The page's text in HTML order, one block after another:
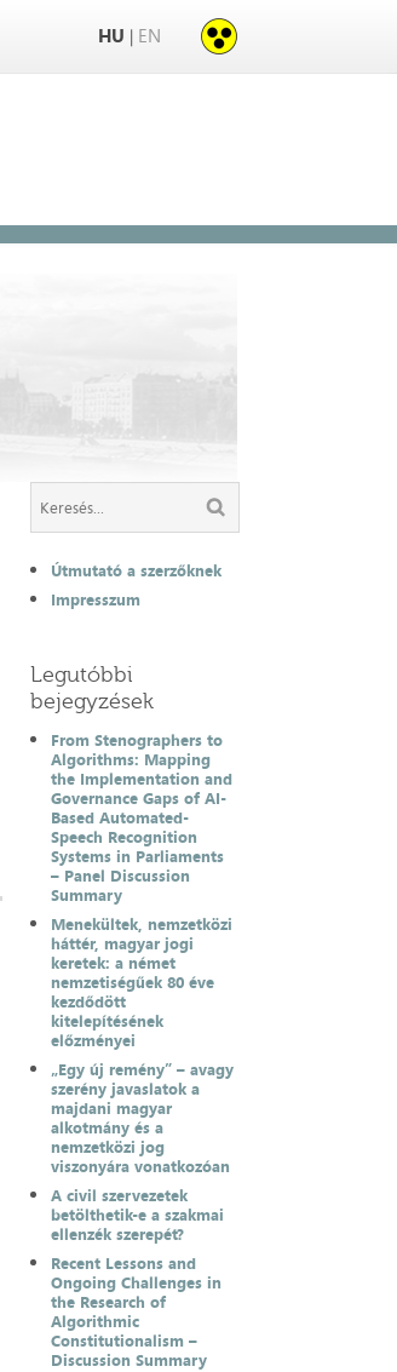
HU | EN
Útmutató a szerzőknek
Impresszum
Legutóbbi
bejegyzések
From Stenographers to
Algorithms: Mapping
the Implementation and
Governance Gaps of AI-
Based Automated-
Speech Recognition
Systems in Parliaments
– Panel Discussion
Summary
Menekültek, nemzetközi
háttér, magyar jogi
keretek: a német
nemzetiségűek 80 éve
kezdődött
kitelepítésének
előzményei
„Egy új remény” – avagy
szerény javaslatok a
majdani magyar
alkotmány és a
nemzetközi jog
viszonyára vonatkozóan
A civil szervezetek
betölthetik-e a szakmai
ellenzék szerepét?
Recent Lessons and
Ongoing Challenges in
the Research of
Algorithmic
Constitutionalism –
Discussion Summary